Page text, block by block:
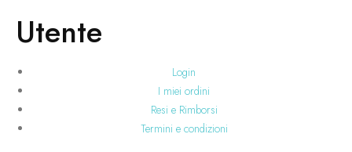
Utente
Login
I miei ordini
Resi e Rimborsi
Termini e condizioni